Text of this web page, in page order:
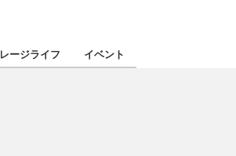
★厳選プロシ
ージライフ イベント